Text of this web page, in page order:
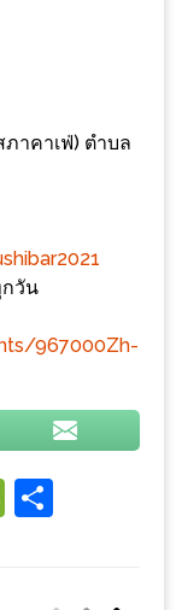
าคาเฟ่) ตำบล
กวัน
967000Zh-
WeChat